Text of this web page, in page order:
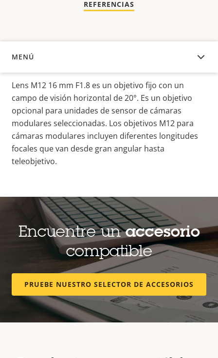
REFERENCIAS
MENÚ
DESCRIPCIÓN
Lens M12 16 mm F1.8 es un objetivo fijo con un
campo de visión horizontal de 20°. Es un objetivo
opcional para unidades de sensor de cámaras
modulares seleccionadas. Los objetivos M12 para
cámaras modulares incluyen diferentes longitudes
focales que van desde gran angular hasta
teleobjetivo.
Encuentre unaccesorio
compatible
PRUEBE NUESTRO SELECTOR DE ACCESORIOS